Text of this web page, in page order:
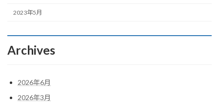
2023年5月
Archives
2026年6月
2026年3月